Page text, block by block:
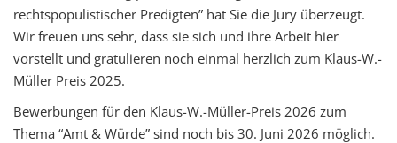
rechtspopulistischer Predigten” hat Sie die Jury überzeugt.
Wir freuen uns sehr, dass sie sich und ihre Arbeit hier
vorstellt und gratulieren noch einmal herzlich zum Klaus-W.-
Müller Preis 2025.
Bewerbungen für den Klaus-W.-Müller-Preis 2026 zum
Thema “Amt & Würde” sind noch bis 30. Juni 2026 möglich.